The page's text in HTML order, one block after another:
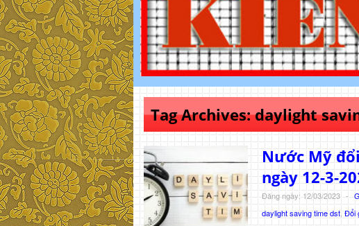
Tag Archives:daylight
Nước Mỹ
ngày 12-3-
Đăng ngày: 12/03/2023 -
daylight saving time dst, Đổi